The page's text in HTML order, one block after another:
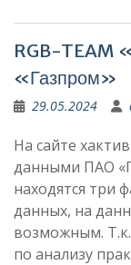
RGB-TEAM
«Газпром»
29.05.2024
На сайте
данными ПАО
находятся три
данных, на
возможным.
по анализу